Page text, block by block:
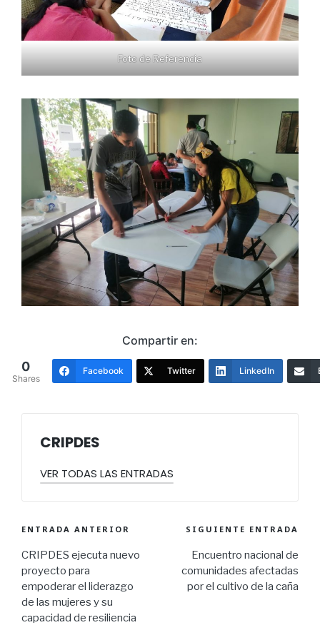
Foto de Referencia
Compartir en:
0
Shares
Facebook Twitter LinkedIn
CRIPDES
VER TODAS LAS ENTRADAS
ENTRADA ANTERIOR
CRIPDES ejecuta nuevo
proyecto para
empoderar el liderazgo
de las mujeres y su
capacidad de resiliencia
SIGUIENTE ENTRADA
Encuentro nacional de
comunidades afectadas
por el cultivo de la caña